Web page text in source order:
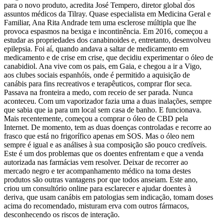
para o novo produto, acredita José Tempero, diretor global dos
assuntos médicos da Tilray. Quase especialista em Medicina Geral e
Familiar, Ana Rita Andrade tem uma esclerose múltipla que lhe
provoca espasmos na bexiga e incontinência. Em 2016, começou a
estudar as propriedades dos canabinoides e, entretanto, desenvolveu
epilepsia. Foi aí, quando andava a saltar de medicamento em
medicamento e de crise em crise, que decidiu experimentar o óleo de
canabidiol. Ana vive com os pais, em Gaia, e chegou a ir a Vigo,
aos clubes sociais espanhóis, onde é permitido a aquisição de
canábis para fins recreativos e terapêuticos, comprar flor seca.
Passava na fronteira a medo, com receio de ser parada. Nunca
aconteceu. Com um vaporizador fazia uma a duas inalações, sempre
que sabia que ia para um local sem casa de banho. E funcionava.
Mais recentemente, começou a comprar o óleo de CBD pela
Internet. De momento, tem as duas doenças controladas e recorre ao
frasco que está no frigorífico apenas em SOS. Mas o óleo nem
sempre é igual e as análises à sua composição são pouco credíveis.
Este é um dos problemas que os doentes enfrentam e que a venda
autorizada nas farmácias vem resolver. Deixar de recorrer ao
mercado negro e ter acompanhamento médico na toma destes
produtos são outras vantagens por que todos anseiam. Este ano,
criou um consultório online para esclarecer e ajudar doentes à
deriva, que usam canábis em patologias sem indicação, tomam doses
acima do recomendado, misturam erva com outros fármacos,
desconhecendo os riscos de interação.